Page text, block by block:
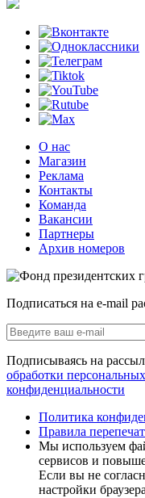
О нас
Магазин
Реклама
Контакты
Команда
Вакансии
Партнеры
Архив номеров
Подписаться на e-mail
Подписываясь на
обработки
конфиденциальности
Политика
Правила
Мы используем
сервисов и
Если вы не
настройки